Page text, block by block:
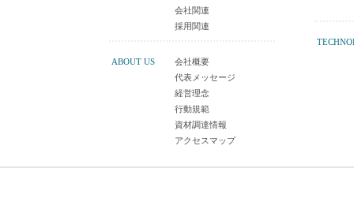
会社関連
採用関連
ABOUT US
会社概要
代表メッセージ
経営理念
行動規範
資材調達情報
アクセスマップ